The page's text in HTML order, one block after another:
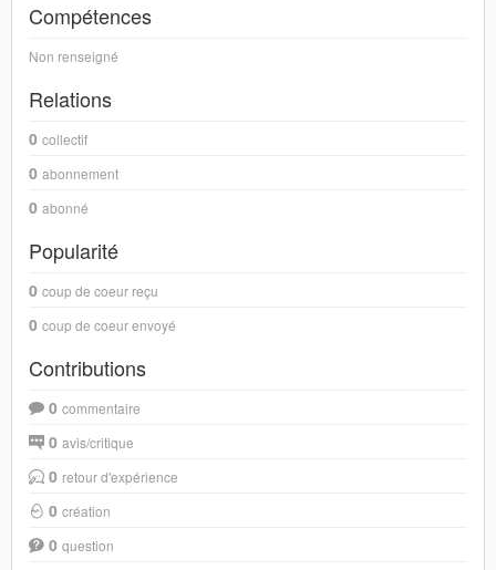
Compétences
Non renseigné
Relations
0 collectif
0 abonnement
0 abonné
Popularité
0 coup de coeur reçu
0 coup de coeur envoyé
Contributions
0 commentaire
0 avis/critique
0 retour d'expérience
0 création
0 question